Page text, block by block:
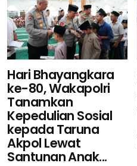
Hari Bhayangkara
ke-80, Wakapolri
Tanamkan
Kepedulian Sosial
kepada Taruna
Akpol Lewat
Santunan Anak...